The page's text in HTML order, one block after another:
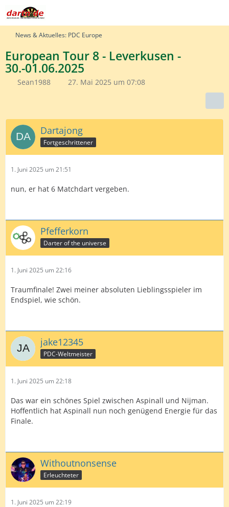
News & Aktuelles: PDC Europe
European Tour 8 - Leverkusen -
30.-01.06.2025
Sean1988 27. Mai 2025 um 07:08
Dartajong
Fortgeschrittener
1. Juni 2025 um 21:51
nun, er hat 6 Matchdart vergeben.
Pfefferkorn
Darter of the universe
1. Juni 2025 um 22:16
Traumfinale! Zwei meiner absoluten Lieblingsspieler im
Endspiel, wie schön.
jake12345
PDC-Weltmeister
1. Juni 2025 um 22:18
Das war ein schönes Spiel zwischen Aspinall und Nijman.
Hoffentlich hat Aspinall nun noch genügend Energie für das
Finale.
Withoutnonsense
Erleuchteter
1. Juni 2025 um 22:19